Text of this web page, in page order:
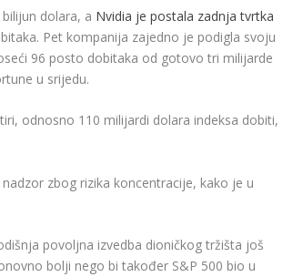
dolara, a Nvidia je postala zadnja tvrtka
Pet kompanija zajedno je podigla svoju
96 posto dobitaka od gotovo tri milijarde
u srijedu.
odnosno 110 milijardi dolara indeksa dobiti,
zbog rizika koncentracije, kako je u
povoljna izvedba dioničkog tržišta još
bolji nego bi također S&P 500 bio u